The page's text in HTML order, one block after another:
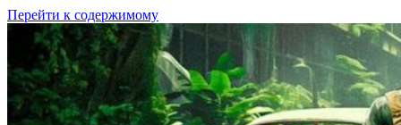
Перейти к содержимому